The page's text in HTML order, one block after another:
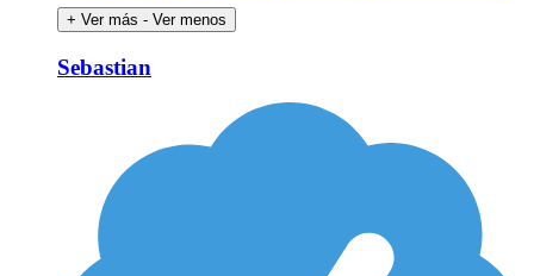
+ Ver más - Ver menos
Sebastian